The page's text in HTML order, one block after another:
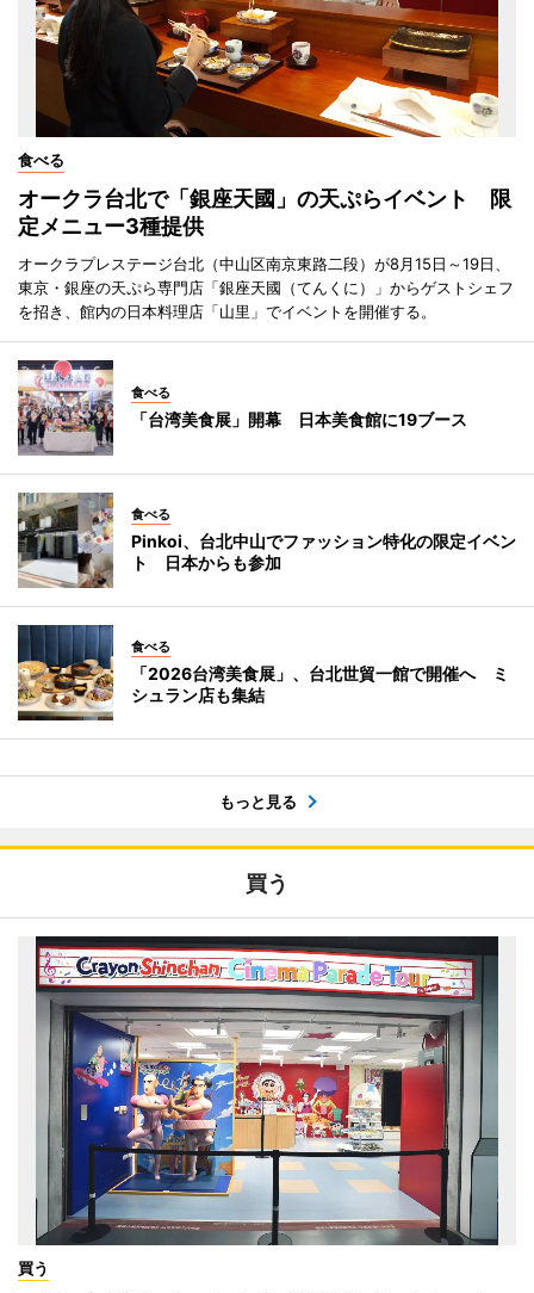
食べる
オークラ台北で「銀座天國」の天ぷらイベント 限
定メニュー3種提供
オークラプレステージ台北（中山区南京東路二段）が8月15日～19日、
東京・銀座の天ぷら専門店「銀座天國（てんくに）」からゲストシェフ
を招き、館内の日本料理店「山里」でイベントを開催する。
食べる
「台湾美食展」開幕 日本美食館に19ブース
食べる
Pinkoi、台北中山でファッション特化の限定イベン
ト 日本からも参加
食べる
「2026台湾美食展」、台北世貿一館で開催へ ミ
シュラン店も集結
もっと見る
買う
買う